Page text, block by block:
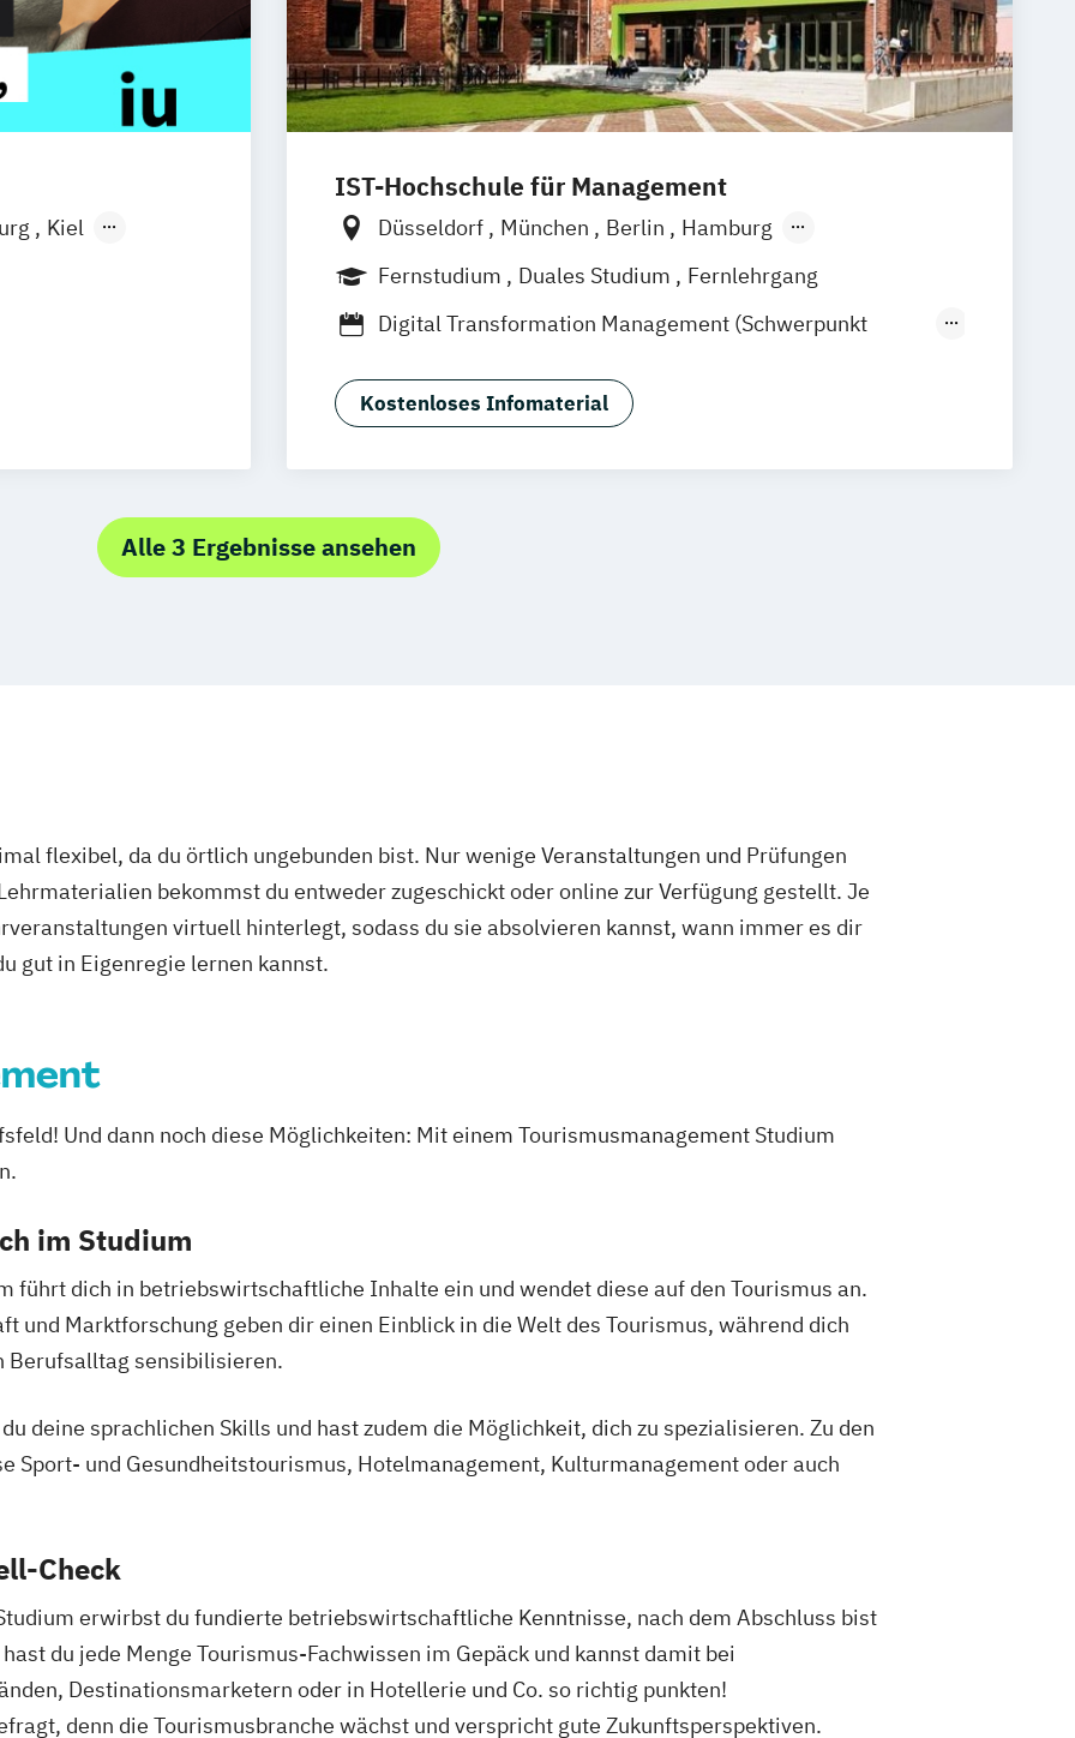
Kiel
IST-Hochschule für Management
Düsseldorf München Berlin
Hamburg
Weil am Rhein
Frankfurt am Main Essen
Innsbruck
Fernstudium Duales Studium
Fernlehrgang
Digital Transformation Management (Schwerpunkt
Hospitality Controlling & Hotel Asset Management
Hotel- und Tourismusmarketing
Tourismus Management
Kostenloses Infomaterial
Alle 3 Ergebnisse ansehen
flexibel, da du örtlich ungebunden bist. Nur wenige Veranstaltungen und Prüfungen
bekommst du entweder zugeschickt oder online zur Verfügung gestellt. Je
virtuell hinterlegt, sodass du sie absolvieren kannst, wann immer es dir
gut in Eigenregie lernen kannst.
Und dann noch diese Möglichkeiten: Mit einem Tourismusmanagement Studium
im Studium
führt dich in betriebswirtschaftliche Inhalte ein und wendet diese auf den Tourismus an.
und Marktforschung geben dir einen Einblick in die Welt des Tourismus, während dich
Berufsalltag sensibilisieren.
deine sprachlichen Skills und hast zudem die Möglichkeit, dich zu spezialisieren. Zu den
Sport- und Gesundheitstourismus, Hotelmanagement, Kulturmanagement oder auch
Check
erwirbst du fundierte betriebswirtschaftliche Kenntnisse, nach dem Abschluss bist
du jede Menge Tourismus-Fachwissen im Gepäck und kannst damit bei
Destinationsmarketern oder in Hotellerie und Co. so richtig punkten!
denn die Tourismusbranche wächst und verspricht gute Zukunftsperspektiven.